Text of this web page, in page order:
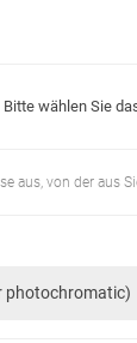
Bitte wählen Sie
aus, von der aus